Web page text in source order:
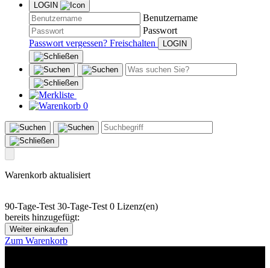
LOGIN
Benutzername
Passwort
Passwort vergessen? Freischalten
0
Warenkorb aktualisiert
90-Tage-Test 30-Tage-Test 0 Lizenz(en)
bereits hinzugefügt:
Weiter einkaufen
Zum Warenkorb